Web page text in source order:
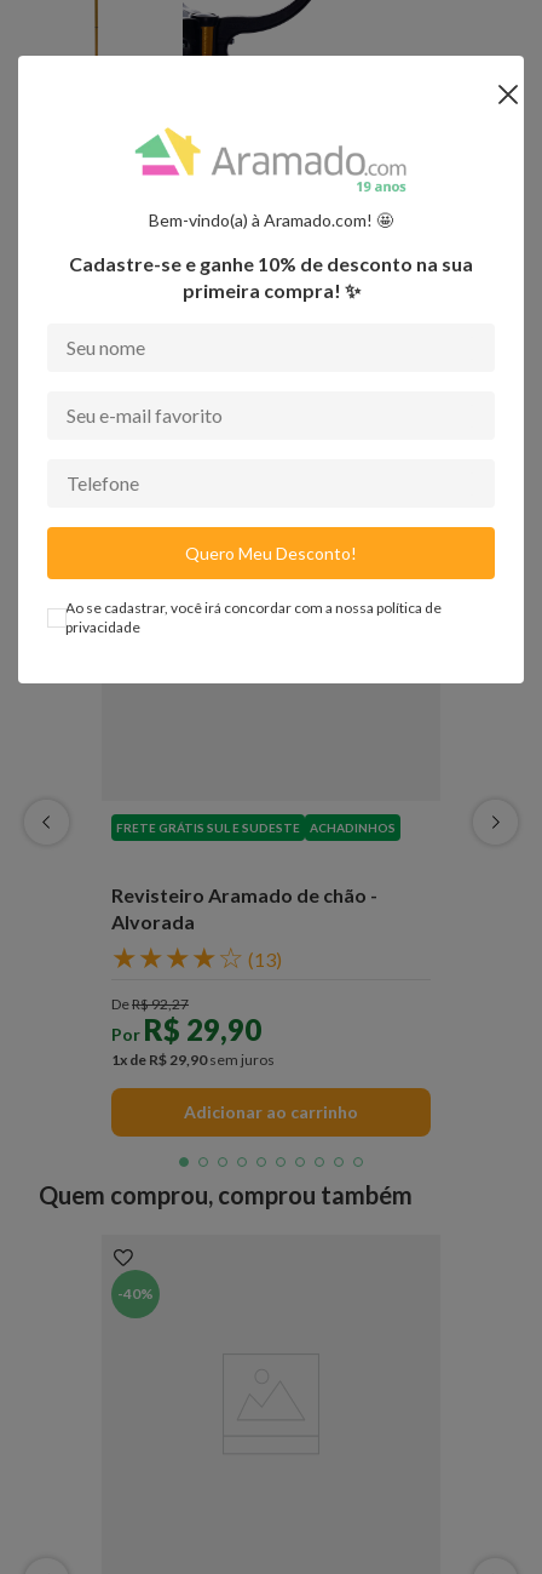
Bem-vindo(a) à Aramado.com! 🤩
Cadastre-se e ganhe 10% de desconto na sua
primeira compra! ✨
Quero Meu Desconto!
Ao se cadastrar, você irá concordar com a nossapolítica de
privacidade
Ambientes recomendados para uso
• Hall de entrada;• Sala de estar;• Quarto;• Escritório;• Home office.
- Os objetos que ambientam as fotos não acompanham o produto.
- Fique atento, nossas cores podem sofrer alterações dependendo do seu
Quem viu, viu também
FRETE GRÁTIS SUL E SUDESTE ACHADINHOS
Revisteiro Aramado de chão -
Alvorada
★★★★☆ (13)
DeR$92,27
Por R$ 29,90
1x de R$ 29 90sem juros
Adicionar ao carrinho
Quem comprou, comprou também
-40%